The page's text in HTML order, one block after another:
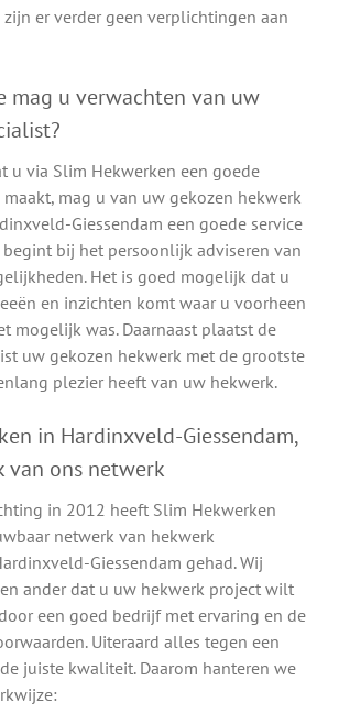
er verder geen verplichtingen aan
mag u verwachten van uw
u via Slim Hekwerken een goede
mag u van uw gekozen hekwerk
Giessendam een goede service
begint bij het persoonlijk adviseren van
Het is goed mogelijk dat u
en inzichten komt waar u voorheen
mogelijk was. Daarnaast plaatst de
uw gekozen hekwerk met de grootste
plezier heeft van uw hekwerk.
in Hardinxveld-Giessendam,
van ons netwerk
in 2012 heeft Slim Hekwerken
netwerk van hekwerk
Giessendam gehad. Wij
ander dat u uw hekwerk project wilt
een goed bedrijf met ervaring en de
Uiteraard alles tegen een
juiste kwaliteit. Daarom hanteren we